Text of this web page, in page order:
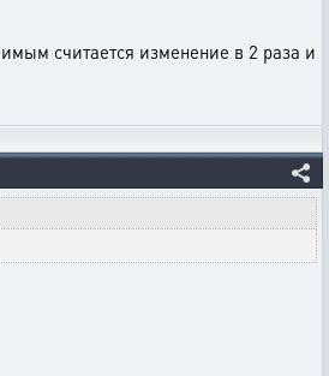
считается изменение в 2 раза и